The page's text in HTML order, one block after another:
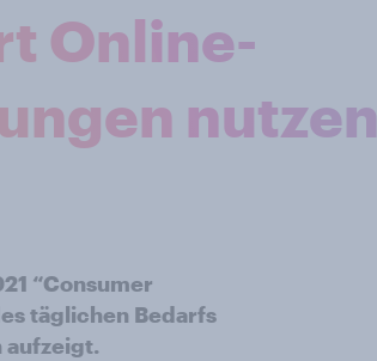
Online-
nutzen
“Consumer
täglichen Bedarfs
aufzeigt.